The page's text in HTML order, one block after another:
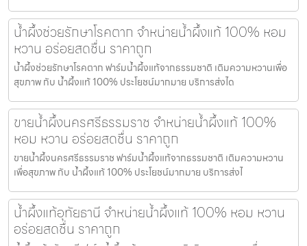
น้ำผึ้งช่วยรักษาโรคตาก จำหน่ายน้ำผึ้งแท้ 100% หอม
หวาน อร่อยสดชื่น ราคาถูก
น้ำผึ้งช่วยรักษาโรคตาก ฟาร์มน้ำผึ้งแท้จากธรรมชาติ เติมความหวานเพื่อ
สุขภาพ กับ น้ำผึ้งแท้ 100% ประโยชน์มากมาย บริการส่งได
ขายน้ำผึ้งนครศรีธรรมราช จำหน่ายน้ำผึ้งแท้ 100%
หอม หวาน อร่อยสดชื่น ราคาถูก
ขายน้ำผึ้งนครศรีธรรมราช ฟาร์มน้ำผึ้งแท้จากธรรมชาติ เติมความหวาน
เพื่อสุขภาพ กับ น้ำผึ้งแท้ 100% ประโยชน์มากมาย บริการส่งไ
น้ำผึ้งแท้อุทัยธานี จำหน่ายน้ำผึ้งแท้ 100% หอม หวาน
อร่อยสดชื่น ราคาถูก